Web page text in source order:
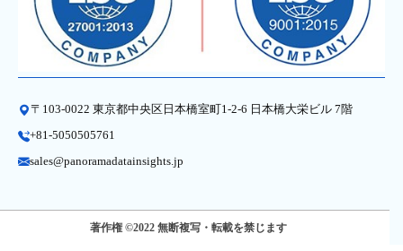
〒103-0022 東京都中央区日本橋室町1-2-6 日本橋大栄ビル 7階
+81-5050505761
sales@panoramadatainsights.jp
著作権 ©2022 無断複写・転載を禁じます